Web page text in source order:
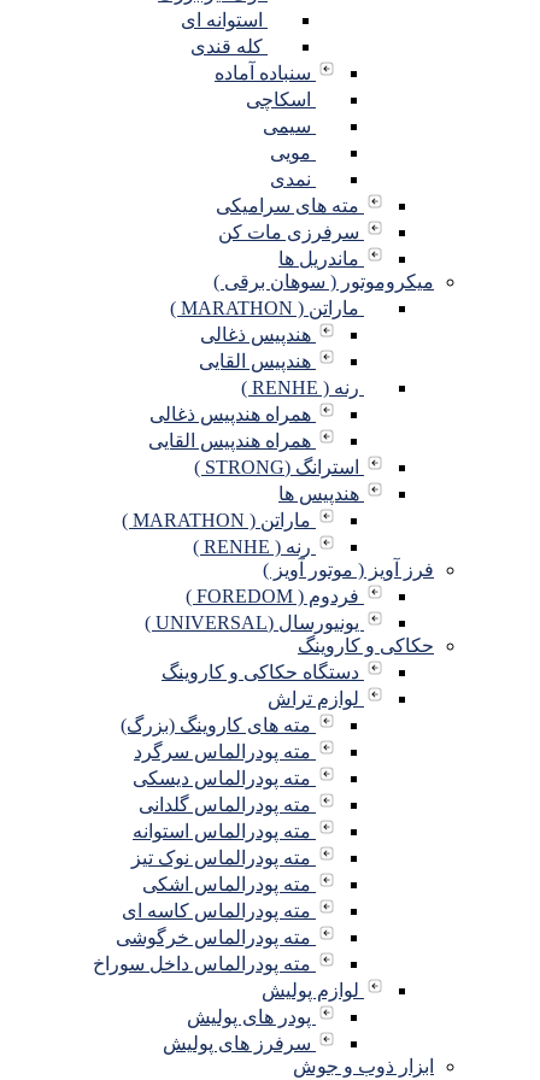
استوانه ای
کله قندی
سنباده آماده
اسکاچی
سیمی
مویی
نمدی
مته های سرامیکی
سرفرزی مات کن
ماندریل ها
میکروموتور ( سوهان برقی )
ماراتن ( MARATHON )
هندپیس ذغالی
هندپیس القایی
رنه ( RENHE )
همراه هندپیس ذغالی
همراه هندپیس القایی
استرانگ (STRONG )
هندپیس ها
ماراتن ( MARATHON )
رنه ( RENHE )
فرز آویز ( موتور آویز )
فردوم ( FOREDOM )
یونیورسال (UNIVERSAL )
حکاکی و کاروینگ
دستگاه حکاکی و کاروینگ
لوازم تراش
مته های کاروینگ (بزرگ)
مته پودرالماس سرگرد
مته پودرالماس دیسکی
مته پودرالماس گلدانی
مته پودرالماس استوانه
مته پودرالماس نوک تیز
مته پودرالماس اشکی
مته پودرالماس کاسه ای
مته پودرالماس خرگوشی
مته پودرالماس داخل سوراخ
لوازم پولیش
پودر های پولیش
سرفرز های پولیش
ابزار ذوب و جوش